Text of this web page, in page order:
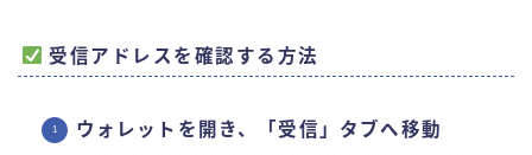
受信アドレスを確認する方法
ウォレットを開き、「受信」タブへ移動